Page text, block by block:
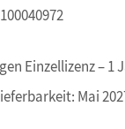
Übungen sind
Einzellizenz – 1
Mai